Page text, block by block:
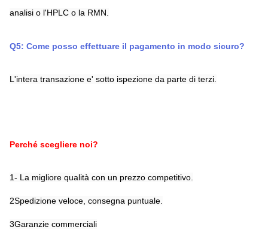
analisi o l'HPLC o la RMN.
Q5: Come posso effettuare il pagamento in modo sicuro?
L'intera transazione e' sotto ispezione da parte di terzi.
Perché scegliere noi?
1- La migliore qualità con un prezzo competitivo.
2Spedizione veloce, consegna puntuale.
3Garanzie commerciali